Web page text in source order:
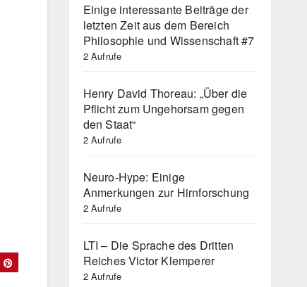
Einige interessante Beiträge der
letzten Zeit aus dem Bereich
Philosophie und Wissenschaft #7
2 Aufrufe
Henry David Thoreau: „Über die
Pflicht zum Ungehorsam gegen
den Staat“
2 Aufrufe
Neuro-Hype: Einige
Anmerkungen zur Hirnforschung
2 Aufrufe
LTI – Die Sprache des Dritten
Reiches Victor Klemperer
2 Aufrufe